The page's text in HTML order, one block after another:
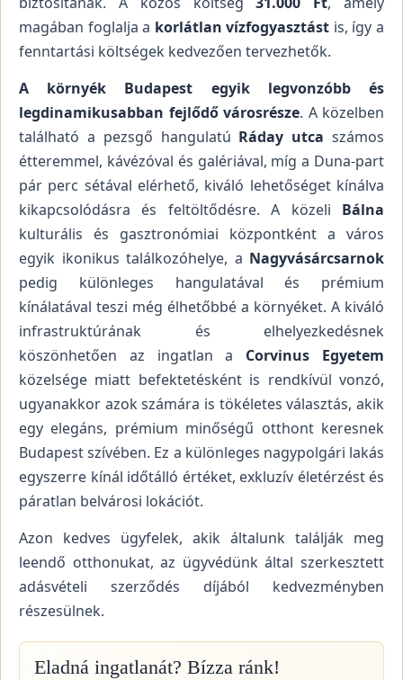
magában foglalja a korlátlan vízfogyasztást is, így a
fenntartási költségek kedvezően tervezhetők.
A környék Budapest egyik legvonzóbb és
legdinamikusabban fejlődő városrésze. A közelben
található a pezsgő hangulatú Ráday utca számos
étteremmel, kávézóval és galériával, míg a Duna-part
pár perc sétával elérhető, kiváló lehetőséget kínálva
kikapcsolódásra és feltöltődésre. A közeli Bálna
kulturális és gasztronómiai központként a város
egyik ikonikus találkozóhelye, a Nagyvásárcsarnok
pedig különleges hangulatával és prémium
kínálatával teszi még élhetőbbé a környéket. A kiváló
infrastruktúrának és elhelyezkedésnek
köszönhetően az ingatlan a Corvinus Egyetem
közelsége miatt befektetésként is rendkívül vonzó,
ugyanakkor azok számára is tökéletes választás, akik
egy elegáns, prémium minőségű otthont keresnek
Budapest szívében. Ez a különleges nagypolgári lakás
egyszerre kínál időtálló értéket, exkluzív életérzést és
páratlan belvárosi lokációt.
Azon kedves ügyfelek, akik általunk találják meg
leendő otthonukat, az ügyvédünk által szerkesztett
adásvételi szerződés díjából kedvezményben
részesülnek.
Eladná ingatlanát? Bízza ránk!